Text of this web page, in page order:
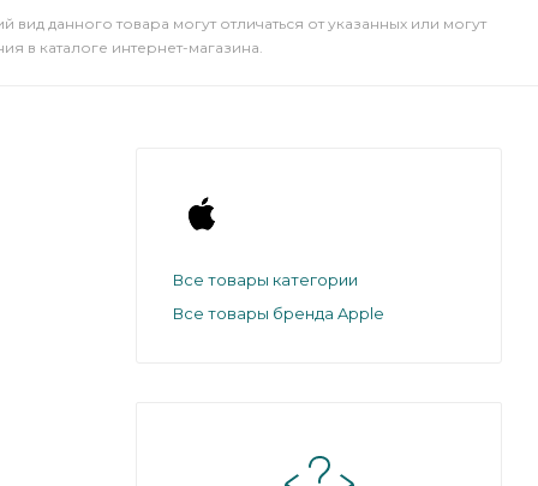
вид данного товара могут отличаться от указанных или могут
в каталоге интернет-магазина.
Все товары категории
Все товары бренда Apple